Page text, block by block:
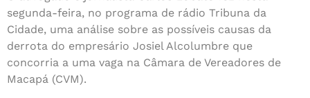
segunda-feira, no programa de rádio Tribuna da
Cidade, uma análise sobre as possíveis causas da
derrota do empresário Josiel Alcolumbre que
concorria a uma vaga na Câmara de Vereadores de
Macapá (CVM).